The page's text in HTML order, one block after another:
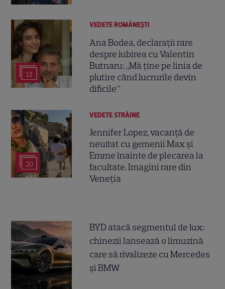
13
VEDETE ROMÂNEŞTI
Ana Bodea, declarații rare
despre iubirea cu Valentin
Butnaru: „Mă ține pe linia de
plutire când lucrurile devin
dificile”
20
VEDETE STRĂINE
Jennifer Lopez, vacanță de
neuitat cu gemenii Max și
Emme înainte de plecarea la
facultate. Imagini rare din
Veneția
BYD atacă segmentul de lux:
chinezii lansează o limuzină
care să rivalizeze cu Mercedes
și BMW